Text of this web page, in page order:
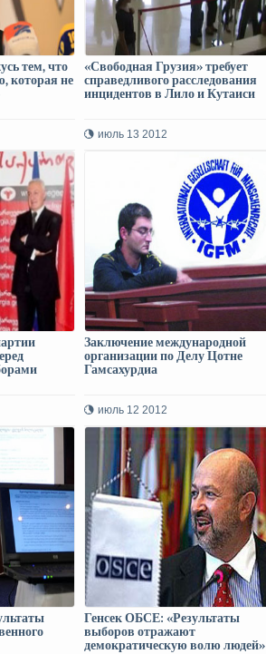
тем, что
которая не
«Свободная Грузия» требует
справедливого расследования
инцидентов в Лило и Кутаиси
июль 13 2012
Заключение международной
организации по Делу Цотне
Гамсахурдиа
июль 12 2012
Генсек ОБСЕ: «Результаты
выборов отражают
демократическую волю людей»